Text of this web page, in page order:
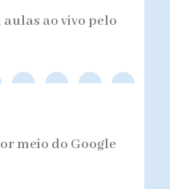
ao vivo pelo
meio do Google